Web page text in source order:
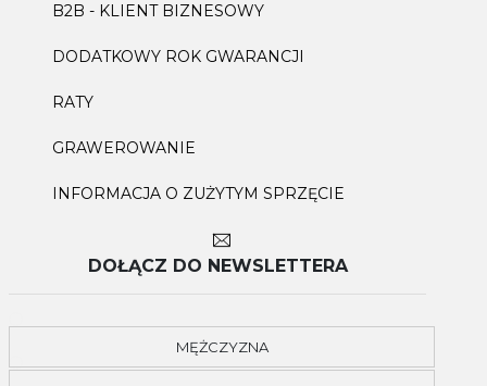
B2B - KLIENT BIZNESOWY
DODATKOWY ROK GWARANCJI
RATY
GRAWEROWANIE
INFORMACJA O ZUŻYTYM SPRZĘCIE
DOŁĄCZ DO NEWSLETTERA
MĘŻCZYZNA